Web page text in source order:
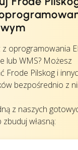
oprogramowania
lub WMS? Możesz
Frode Pilskog i
bezpośrednio z
z naszych
własną: